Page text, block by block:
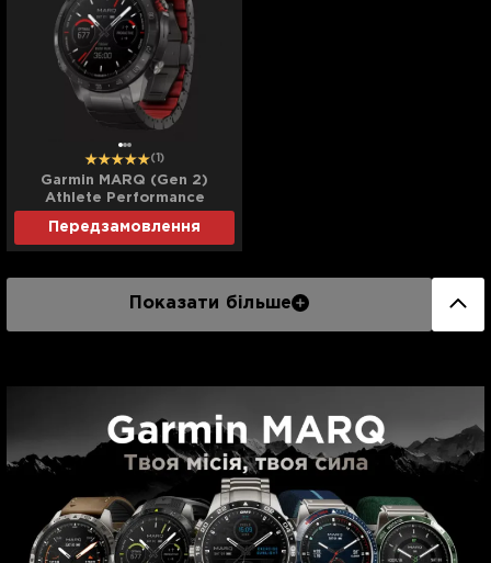
(1)
Garmin MARQ (Gen 2)
Athlete Performance
Передзамовлення
Показати більше